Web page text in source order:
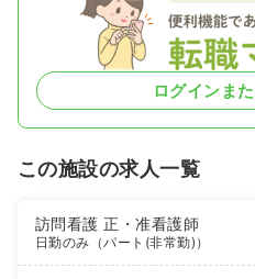
ログインま
この施設の求人一覧
訪問看護正・准看護師
日勤のみ（パート(非常勤)）